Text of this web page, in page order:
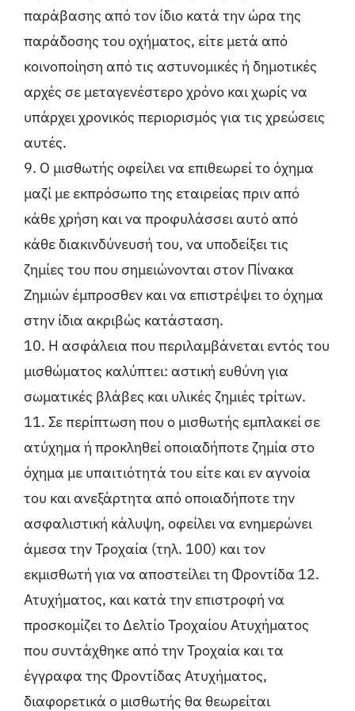
παράβασης από τον ίδιο κατά την ώρα της
παράδοσης του οχήματος, είτε μετά από
κοινοποίηση από τις αστυνομικές ή δημοτικές
αρχές σε μεταγενέστερο χρόνο και χωρίς να
υπάρχει χρονικός περιορισμός για τις χρεώσεις
αυτές.
9. Ο μισθωτής οφείλει να επιθεωρεί το όχημα
μαζί με εκπρόσωπο της εταιρείας πριν από
κάθε χρήση και να προφυλάσσει αυτό από
κάθε διακινδύνευσή του, να υποδείξει τις
ζημίες του που σημειώνονται στον Πίνακα
Ζημιών έμπροσθεν και να επιστρέψει το όχημα
στην ίδια ακριβώς κατάσταση.
10. Η ασφάλεια που περιλαμβάνεται εντός του
μισθώματος καλύπτει: αστική ευθύνη για
σωματικές βλάβες και υλικές ζημιές τρίτων.
11. Σε περίπτωση που ο μισθωτής εμπλακεί σε
ατύχημα ή προκληθεί οποιαδήποτε ζημία στο
όχημα με υπαιτιότητά του είτε και εν αγνοία
του και ανεξάρτητα από οποιαδήποτε την
ασφαλιστική κάλυψη, οφείλει να ενημερώνει
άμεσα την Τροχαία (τηλ. 100) και τον
εκμισθωτή για να αποστείλει τη Φροντίδα 12.
Ατυχήματος, και κατά την επιστροφή να
προσκομίζει το Δελτίο Τροχαίου Ατυχήματος
που συντάχθηκε από την Τροχαία και τα
έγγραφα της Φροντίδας Ατυχήματος,
διαφορετικά ο μισθωτής θα θεωρείται